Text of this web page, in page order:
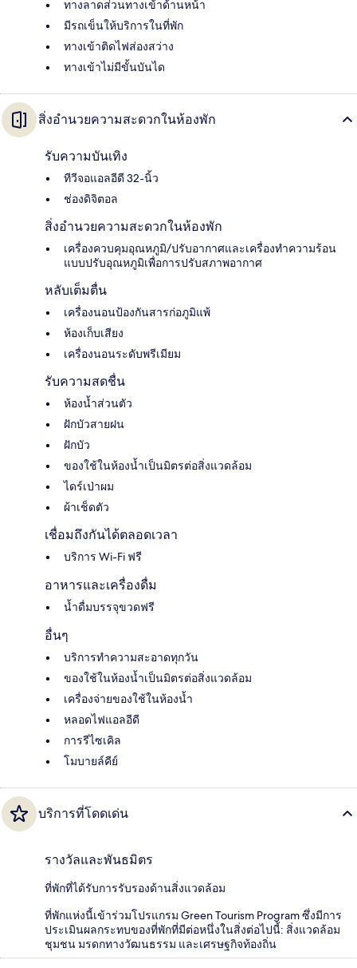
ทางลาดส่วนทางเข้าด้านหน้า
มีรถเข็นให้บริการในที่พัก
ทางเข้าติดไฟส่องสว่าง
ทางเข้าไม่มีขั้นบันได
สิ่งอำนวยความสะดวกในห้องพัก
รับความบันเทิง
ทีวีจอแอลอีดี 32-นิ้ว
ช่องดิจิตอล
สิ่งอำนวยความสะดวกในห้องพัก
เครื่องควบคุมอุณหภูมิ/ปรับอากาศและเครื่องทำความร้อน
แบบปรับอุณหภูมิเพื่อการปรับสภาพอากาศ
หลับเต็มตื่น
เครื่องนอนป้องกันสารก่อภูมิแพ้
ห้องเก็บเสียง
เครื่องนอนระดับพรีเมียม
รับความสดชื่น
ห้องน้ำส่วนตัว
ฝักบัวสายฝน
ฝักบัว
ของใช้ในห้องน้ำเป็นมิตรต่อสิ่งแวดล้อม
ไดร์เป่าผม
ผ้าเช็ดตัว
เชื่อมถึงกันได้ตลอดเวลา
บริการ Wi-Fi ฟรี
อาหารและเครื่องดื่ม
น้ำดื่มบรรจุขวดฟรี
อื่นๆ
บริการทำความสะอาดทุกวัน
ของใช้ในห้องน้ำเป็นมิตรต่อสิ่งแวดล้อม
เครื่องจ่ายของใช้ในห้องน้ำ
หลอดไฟแอลอีดี
การรีไซเคิล
โมบายล์คีย์
บริการที่โดดเด่น
รางวัลและพันธมิตร
ที่พักที่ได้รับการรับรองด้านสิ่งแวดล้อม
ที่พักแห่งนี้เข้าร่วมโปรแกรม Green Tourism Program ซึ่งมีการ
ประเมินผลกระทบของที่พักที่มีต่อหนึ่งในสิ่งต่อไปนี้: สิ่งแวดล้อม
ชุมชน มรดกทางวัฒนธรรม และเศรษฐกิจท้องถิ่น